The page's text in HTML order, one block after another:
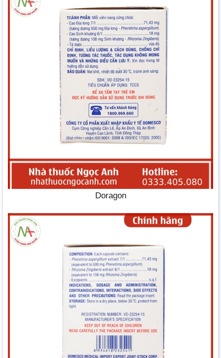
Doragon